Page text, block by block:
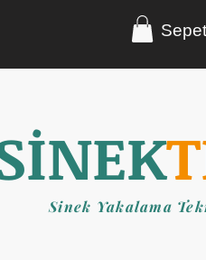
Sinek Yakalama